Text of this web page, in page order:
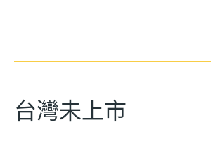
台灣未上市